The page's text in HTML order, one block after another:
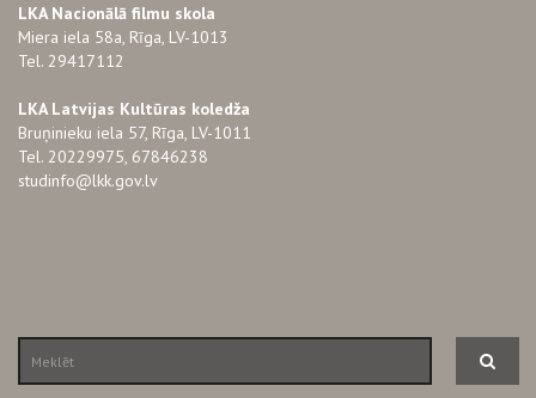
LKA Nacionālā filmu skola
Miera iela 58a, Rīga, LV-1013
Tel. 29417112
LKA Latvijas Kultūras koledža
Bruņinieku iela 57, Rīga, LV-1011
Tel. 20229975, 67846238
studinfo@lkk.gov.lv